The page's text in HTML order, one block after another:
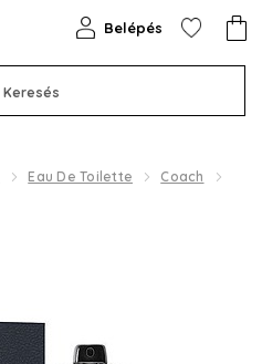
Keresés
Belépés
Eau De Toilette
Coach